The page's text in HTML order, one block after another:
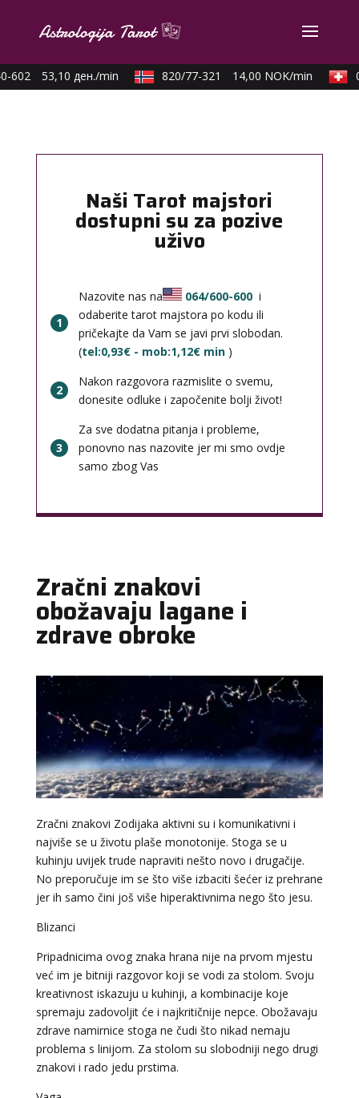
53,10 ден./min 820/77-321 14,00 NOK/min
Naši Tarot majstori
dostupni su za pozive
uživo
1
Nazovite nas na 064/600-600 i
odaberite tarot majstora po kodu ili
pričekajte da Vam se javi prvi slobodan.
(tel:0,93€ - mob:1,12€ min )
2
Nakon razgovora razmislite o svemu,
donesite odluke i započenite bolji život!
3
Za sve dodatna pitanja i probleme,
ponovno nas nazovite jer mi smo ovdje
samo zbog Vas
Zračni znakovi
obožavaju lagane i
zdrave obroke
Zračni znakovi Zodijaka aktivni su i komunikativni i
najviše se u životu plaše monotonije. Stoga se u
kuhinju uvijek trude napraviti nešto novo i drugačije.
No preporučuje im se što više izbaciti šećer iz prehrane
jer ih samo čini još više hiperaktivnima nego što jesu.
Blizanci
Pripadnicima ovog znaka hrana nije na prvom mjestu
već im je bitniji razgovor koji se vodi za stolom. Svoju
kreativnost iskazuju u kuhinji, a kombinacije koje
spremaju zadovoljit će i najkritičnije nepce. Obožavaju
zdrave namirnice stoga ne čudi što nikad nemaju
problema s linijom. Za stolom su slobodniji nego drugi
znakovi i rado jedu prstima.